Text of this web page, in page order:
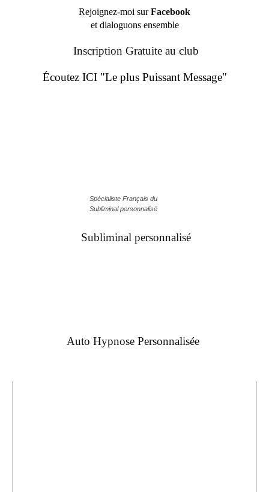
Rejoignez-moi surFacebook
et dialoguons ensemble
Inscription Gratuite au club
Écoutez ICI "Le plus Puissant Message"
Spécialiste Français du
Subliminal personnalisé
Subliminal personnalisé
Auto Hypnose Personnalisée